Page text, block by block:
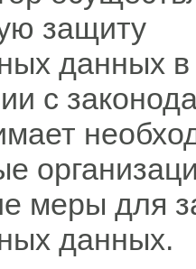
защиту
данных в
с
меры для
данных.